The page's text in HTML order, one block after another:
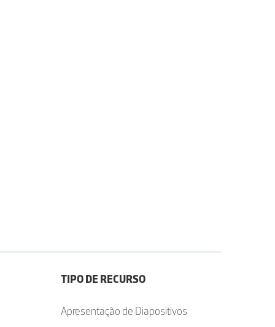
TIPO DE RECURSO
Apresentação de Diapositivos